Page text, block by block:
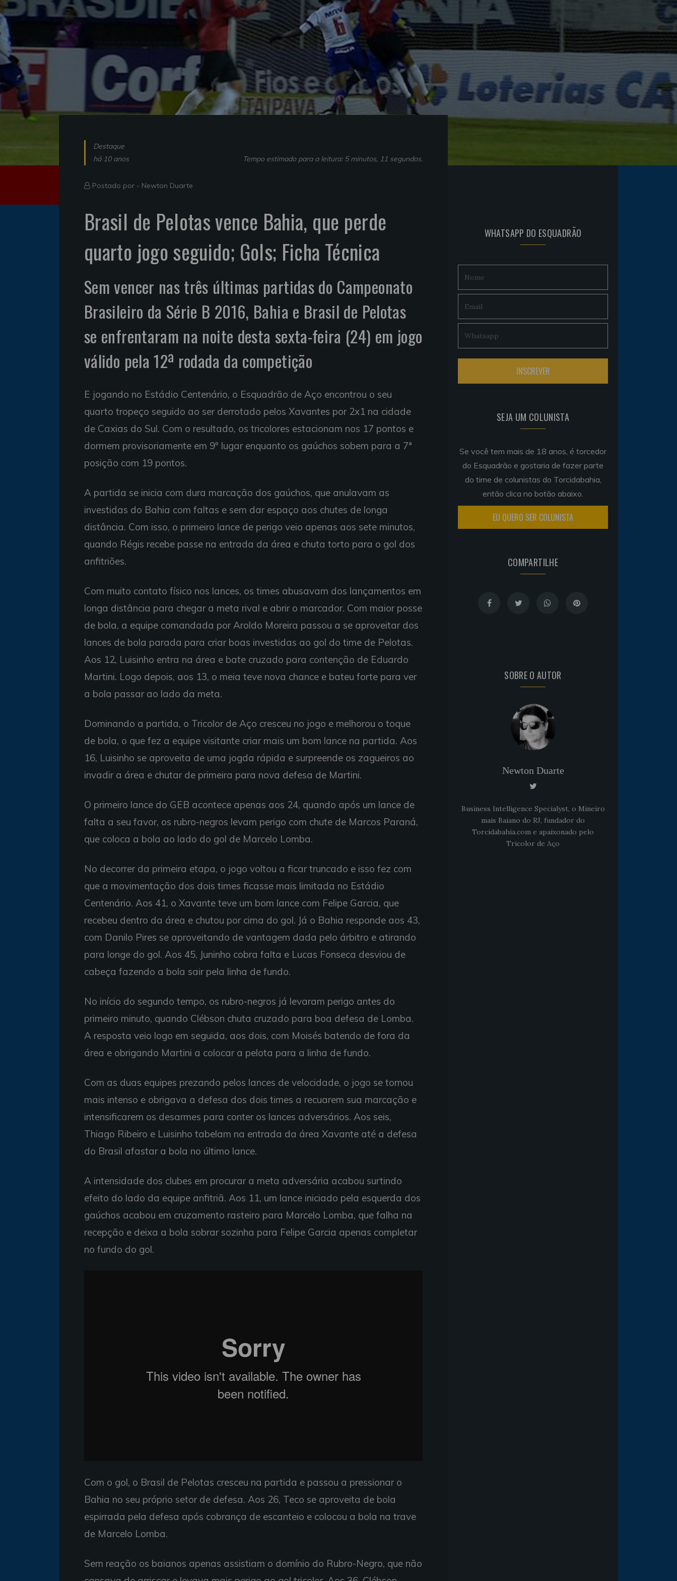
Destaque
há 10 anos
Tempo estimado para a leitura: 5 minutos, 11 segundos.
Postado por - Newton Duarte
Brasil de Pelotas vence Bahia, que perde
quarto jogo seguido; Gols; Ficha Técnica
Sem vencer nas três últimas partidas do Campeonato
Brasileiro da Série B 2016, Bahia e Brasil de Pelotas
se enfrentaram na noite desta sexta-feira (24) em jogo
válido pela 12ª rodada da competição
E jogando no Estádio Centenário, o Esquadrão de Aço encontrou o seu
quarto tropeço seguido ao ser derrotado pelos Xavantes por 2x1 na cidade
de Caxias do Sul. Com o resultado, os tricolores estacionam nos 17 pontos e
dormem provisoriamente em 9º lugar enquanto os gaúchos sobem para a 7ª
posição com 19 pontos.
A partida se inicia com dura marcação dos gaúchos, que anulavam as
investidas do Bahia com faltas e sem dar espaço aos chutes de longa
distância. Com isso, o primeiro lance de perigo veio apenas aos sete minutos,
quando Régis recebe passe na entrada da área e chuta torto para o gol dos
anfitriões.
Com muito contato físico nos lances, os times abusavam dos lançamentos em
longa distância para chegar a meta rival e abrir o marcador. Com maior posse
de bola, a equipe comandada por Aroldo Moreira passou a se aproveitar dos
lances de bola parada para criar boas investidas ao gol do time de Pelotas.
Aos 12, Luisinho entra na área e bate cruzado para contenção de Eduardo
Martini. Logo depois, aos 13, o meia teve nova chance e bateu forte para ver
a bola passar ao lado da meta.
Dominando a partida, o Tricolor de Aço cresceu no jogo e melhorou o toque
de bola, o que fez a equipe visitante criar mais um bom lance na partida. Aos
16, Luisinho se aproveita de uma jogda rápida e surpreende os zagueiros ao
invadir a área e chutar de primeira para nova defesa de Martini.
O primeiro lance do GEB acontece apenas aos 24, quando após um lance de
falta a seu favor, os rubro-negros levam perigo com chute de Marcos Paraná,
que coloca a bola ao lado do gol de Marcelo Lomba.
No decorrer da primeira etapa, o jogo voltou a ficar truncado e isso fez com
que a movimentação dos dois times ficasse mais limitada no Estádio
Centenário. Aos 41, o Xavante teve um bom lance com Felipe Garcia, que
recebeu dentro da área e chutou por cima do gol. Já o Bahia responde aos 43,
com Danilo Pires se aproveitando de vantagem dada pelo árbitro e atirando
para longe do gol. Aos 45, Juninho cobra falta e Lucas Fonseca desviou de
cabeça fazendo a bola sair pela linha de fundo.
No início do segundo tempo, os rubro-negros já levaram perigo antes do
primeiro minuto, quando Clébson chuta cruzado para boa defesa de Lomba.
A resposta veio logo em seguida, aos dois, com Moisés batendo de fora da
área e obrigando Martini a colocar a pelota para a linha de fundo.
Com as duas equipes prezando pelos lances de velocidade, o jogo se tornou
mais intenso e obrigava a defesa dos dois times a recuarem sua marcação e
intensificarem os desarmes para conter os lances adversários. Aos seis,
Thiago Ribeiro e Luisinho tabelam na entrada da área Xavante até a defesa
do Brasil afastar a bola no último lance.
A intensidade dos clubes em procurar a meta adversária acabou surtindo
efeito do lado da equipe anfitriã. Aos 11, um lance iniciado pela esquerda dos
gaúchos acabou em cruzamento rasteiro para Marcelo Lomba, que falha na
recepção e deixa a bola sobrar sozinha para Felipe Garcia apenas completar
no fundo do gol.
Com o gol, o Brasil de Pelotas cresceu na partida e passou a pressionar o
Bahia no seu próprio setor de defesa. Aos 26, Teco se aproveita de bola
espirrada pela defesa após cobrança de escanteio e colocou a bola na trave
de Marcelo Lomba.
Sem reação os baianos apenas assistiam o domínio do Rubro-Negro, que não
WHATSAPP DO ESQUADRÃO
SEJA UM COLUNISTA
Se você tem mais de 18 anos, é torcedor
do Esquadrão e gostaria de fazer parte
do time de colunistas do Torcidabahia,
então clica no botão abaixo.
EU QUERO SER COLUNISTA
COMPARTILHE
SOBRE O AUTOR
Newton Duarte
Business Intelligence Specialyst, o Mineiro
mais Baiano do RJ, fundador do
Torcidabahia.com e apaixonado pelo
Tricolor de Aço